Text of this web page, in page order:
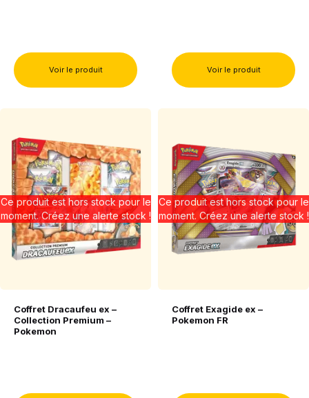
Voir le produit Voir le produit
Ce produit est hors stock pour le
moment. Créez une alerte stock !
Coffret Dracaufeu ex –
Collection Premium –
Pokemon
Ce produit est hors stock pour le
moment. Créez une alerte stock !
Coffret Exagide ex –
Pokemon FR